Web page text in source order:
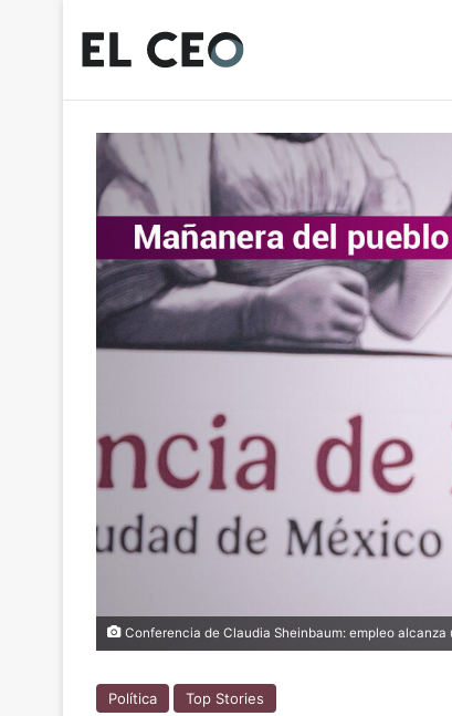
Conferencia de Claudia Sheinbaum: empleo
Política Top Stories